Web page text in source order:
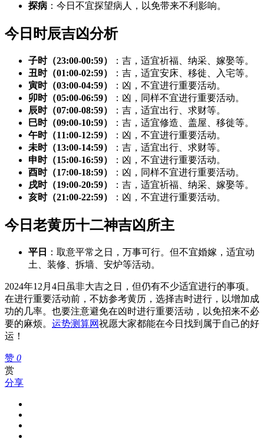
探病 ：今日不宜探望病人，以免带来不利影响。
今日时辰吉凶分析
子时（23:00-00:59）
：吉，适宜祈福、纳采、嫁娶等。
丑时（01:00-02:59）
：吉，适宜安床、移徙、入宅等。
寅时（03:00-04:59）
：凶，不宜进行重要活动。
卯时（05:00-06:59）
：凶，同样不宜进行重要活动。
辰时（07:00-08:59）
：吉，适宜出行、求财等。
巳时（09:00-10:59）
：吉，适宜修造、盖屋、移徙等。
午时（11:00-12:59）
：凶，不宜进行重要活动。
未时（13:00-14:59）
：吉，适宜出行、求财等。
申时（15:00-16:59）
：凶，不宜进行重要活动。
酉时（17:00-18:59）
：凶，同样不宜进行重要活动。
戌时（19:00-20:59）
：吉，适宜祈福、纳采、嫁娶等。
亥时（21:00-22:59）
：凶，不宜进行重要活动。
今日老黄历十二神吉凶所主
平日
：取意平常之日，万事可行。但不宜婚嫁，适宜动
土、装修、拆墙、安炉等活动。
2024年12月4日虽非大吉之日，但仍有不少适宜进行的事项。
在进行重要活动前，不妨参考黄历，选择吉时进行，以增加成
功的几率。也要注意避免在凶时进行重要活动，以免招来不必
要的麻烦。 运势测算网祝愿大家都能在今日找到属于自己的好
运！
赞 0
赏
分享